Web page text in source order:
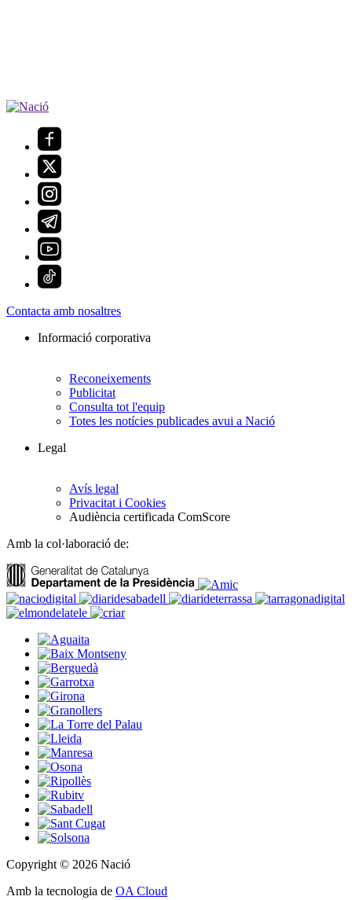
Contacta amb nosaltres
Informació corporativa
Reconeixements
Publicitat
Consulta tot l'equip
Totes les notícies publicades avui a Nació
Legal
Avís legal
Privacitat i Cookies
Audiència certificada ComScore
Amb la col·laboració de:
Copyright © 2026 Nació
Amb la tecnologia de OA Cloud